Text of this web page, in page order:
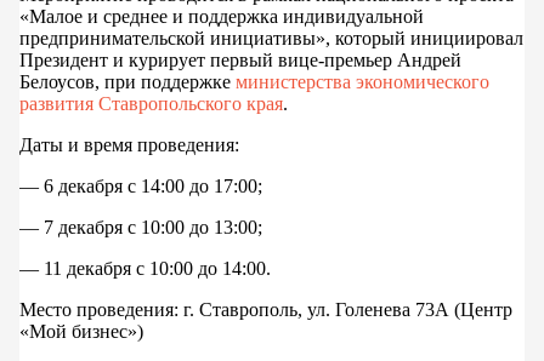
«Малое и среднее и поддержка индивидуальной
предпринимательской инициативы», который инициировал
Президент и курирует первый вице-премьер Андрей
Белоусов, при поддержке министерства экономического
развития Ставропольского края.
Даты и время проведения:
— 6 декабря с 14:00 до 17:00;
— 7 декабря с 10:00 до 13:00;
— 11 декабря с 10:00 до 14:00.
Место проведения: г. Ставрополь, ул. Голенева 73А (Центр
«Мой бизнес»)